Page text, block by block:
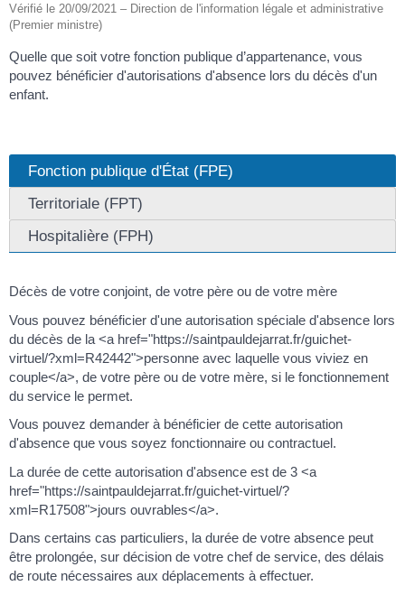
Vérifié le 20/09/2021 – Direction de l'information légale et administrative
(Premier ministre)
Quelle que soit votre fonction publique d’appartenance, vous
pouvez bénéficier d'autorisations d'absence lors du décès d'un
enfant.
Fonction publique d'État (FPE)
Territoriale (FPT)
Hospitalière (FPH)
Décès de votre conjoint, de votre père ou de votre mère
Vous pouvez bénéficier d'une autorisation spéciale d'absence lors
du décès de la <a href="https://saintpauldejarrat.fr/guichet-
virtuel/?xml=R42442">personne avec laquelle vous viviez en
couple</a>, de votre père ou de votre mère, si le fonctionnement
du service le permet.
Vous pouvez demander à bénéficier de cette autorisation
d'absence que vous soyez fonctionnaire ou contractuel.
La durée de cette autorisation d'absence est de 3 <a
href="https://saintpauldejarrat.fr/guichet-virtuel/?
xml=R17508">jours ouvrables</a>.
Dans certains cas particuliers, la durée de votre absence peut
être prolongée, sur décision de votre chef de service, des délais
de route nécessaires aux déplacements à effectuer.